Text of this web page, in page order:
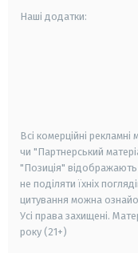
Наші додатки:
Всі комерційні
чи "Партнерський
"Позиція" відображають
не поділяти їхніх
цитування можна
Усі права захищені.
року (21+)